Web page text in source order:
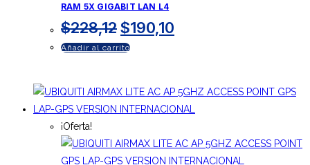
RAM 5X GIGABIT LAN L4
$228,12El
precio
original
$228,12.
$190,10
precio
$190,10.
Añadir al carrito
¡Oferta!